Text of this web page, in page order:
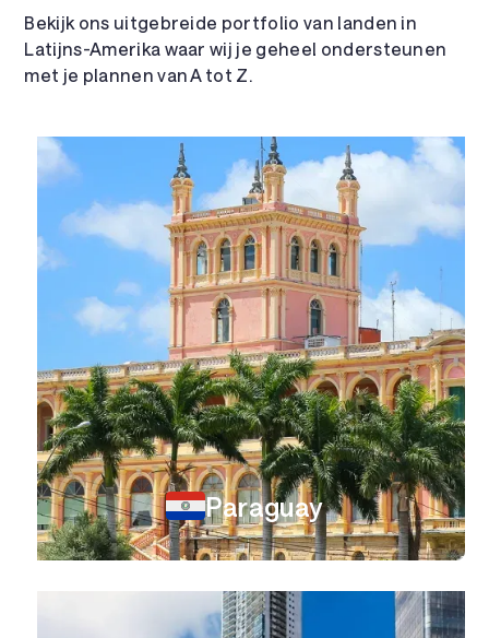
Bekijk ons uitgebreide portfolio van landen in
Latijns-Amerika waar wij je geheel ondersteunen
met je plannen van A tot Z.
Paraguay